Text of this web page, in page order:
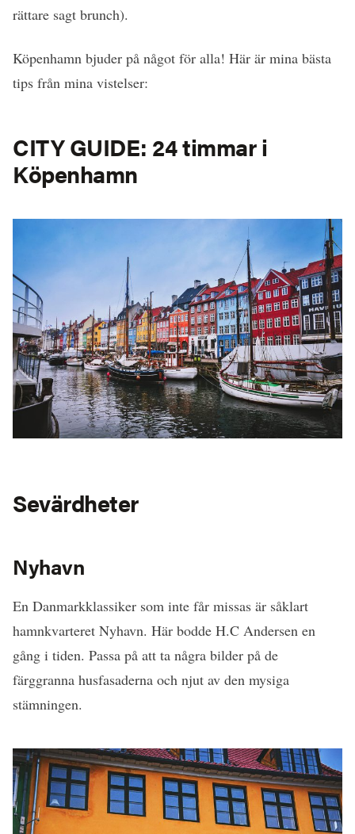
rättare sagt brunch).
Köpenhamn bjuder på något för alla! Här är mina bästa
tips från mina vistelser:
CITY GUIDE: 24 timmar i
Köpenhamn
Sevärdheter
Nyhavn
En Danmarkklassiker som inte får missas är såklart
hamnkvarteret Nyhavn. Här bodde H.C Andersen en
gång i tiden. Passa på att ta några bilder på de
färggranna husfasaderna och njut av den mysiga
stämningen.